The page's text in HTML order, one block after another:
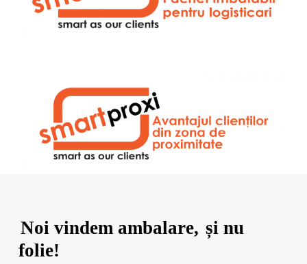
Noi vindem ambalare, și nu
folie!